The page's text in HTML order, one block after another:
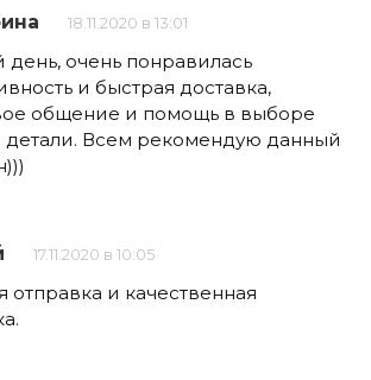
18.11.2020 в 13:01
очень понравилась
и быстрая доставка,
общение и помощь в выборе
детали. Всем рекомендую данный
17.11.2020 в 10:05
отправка и качественная